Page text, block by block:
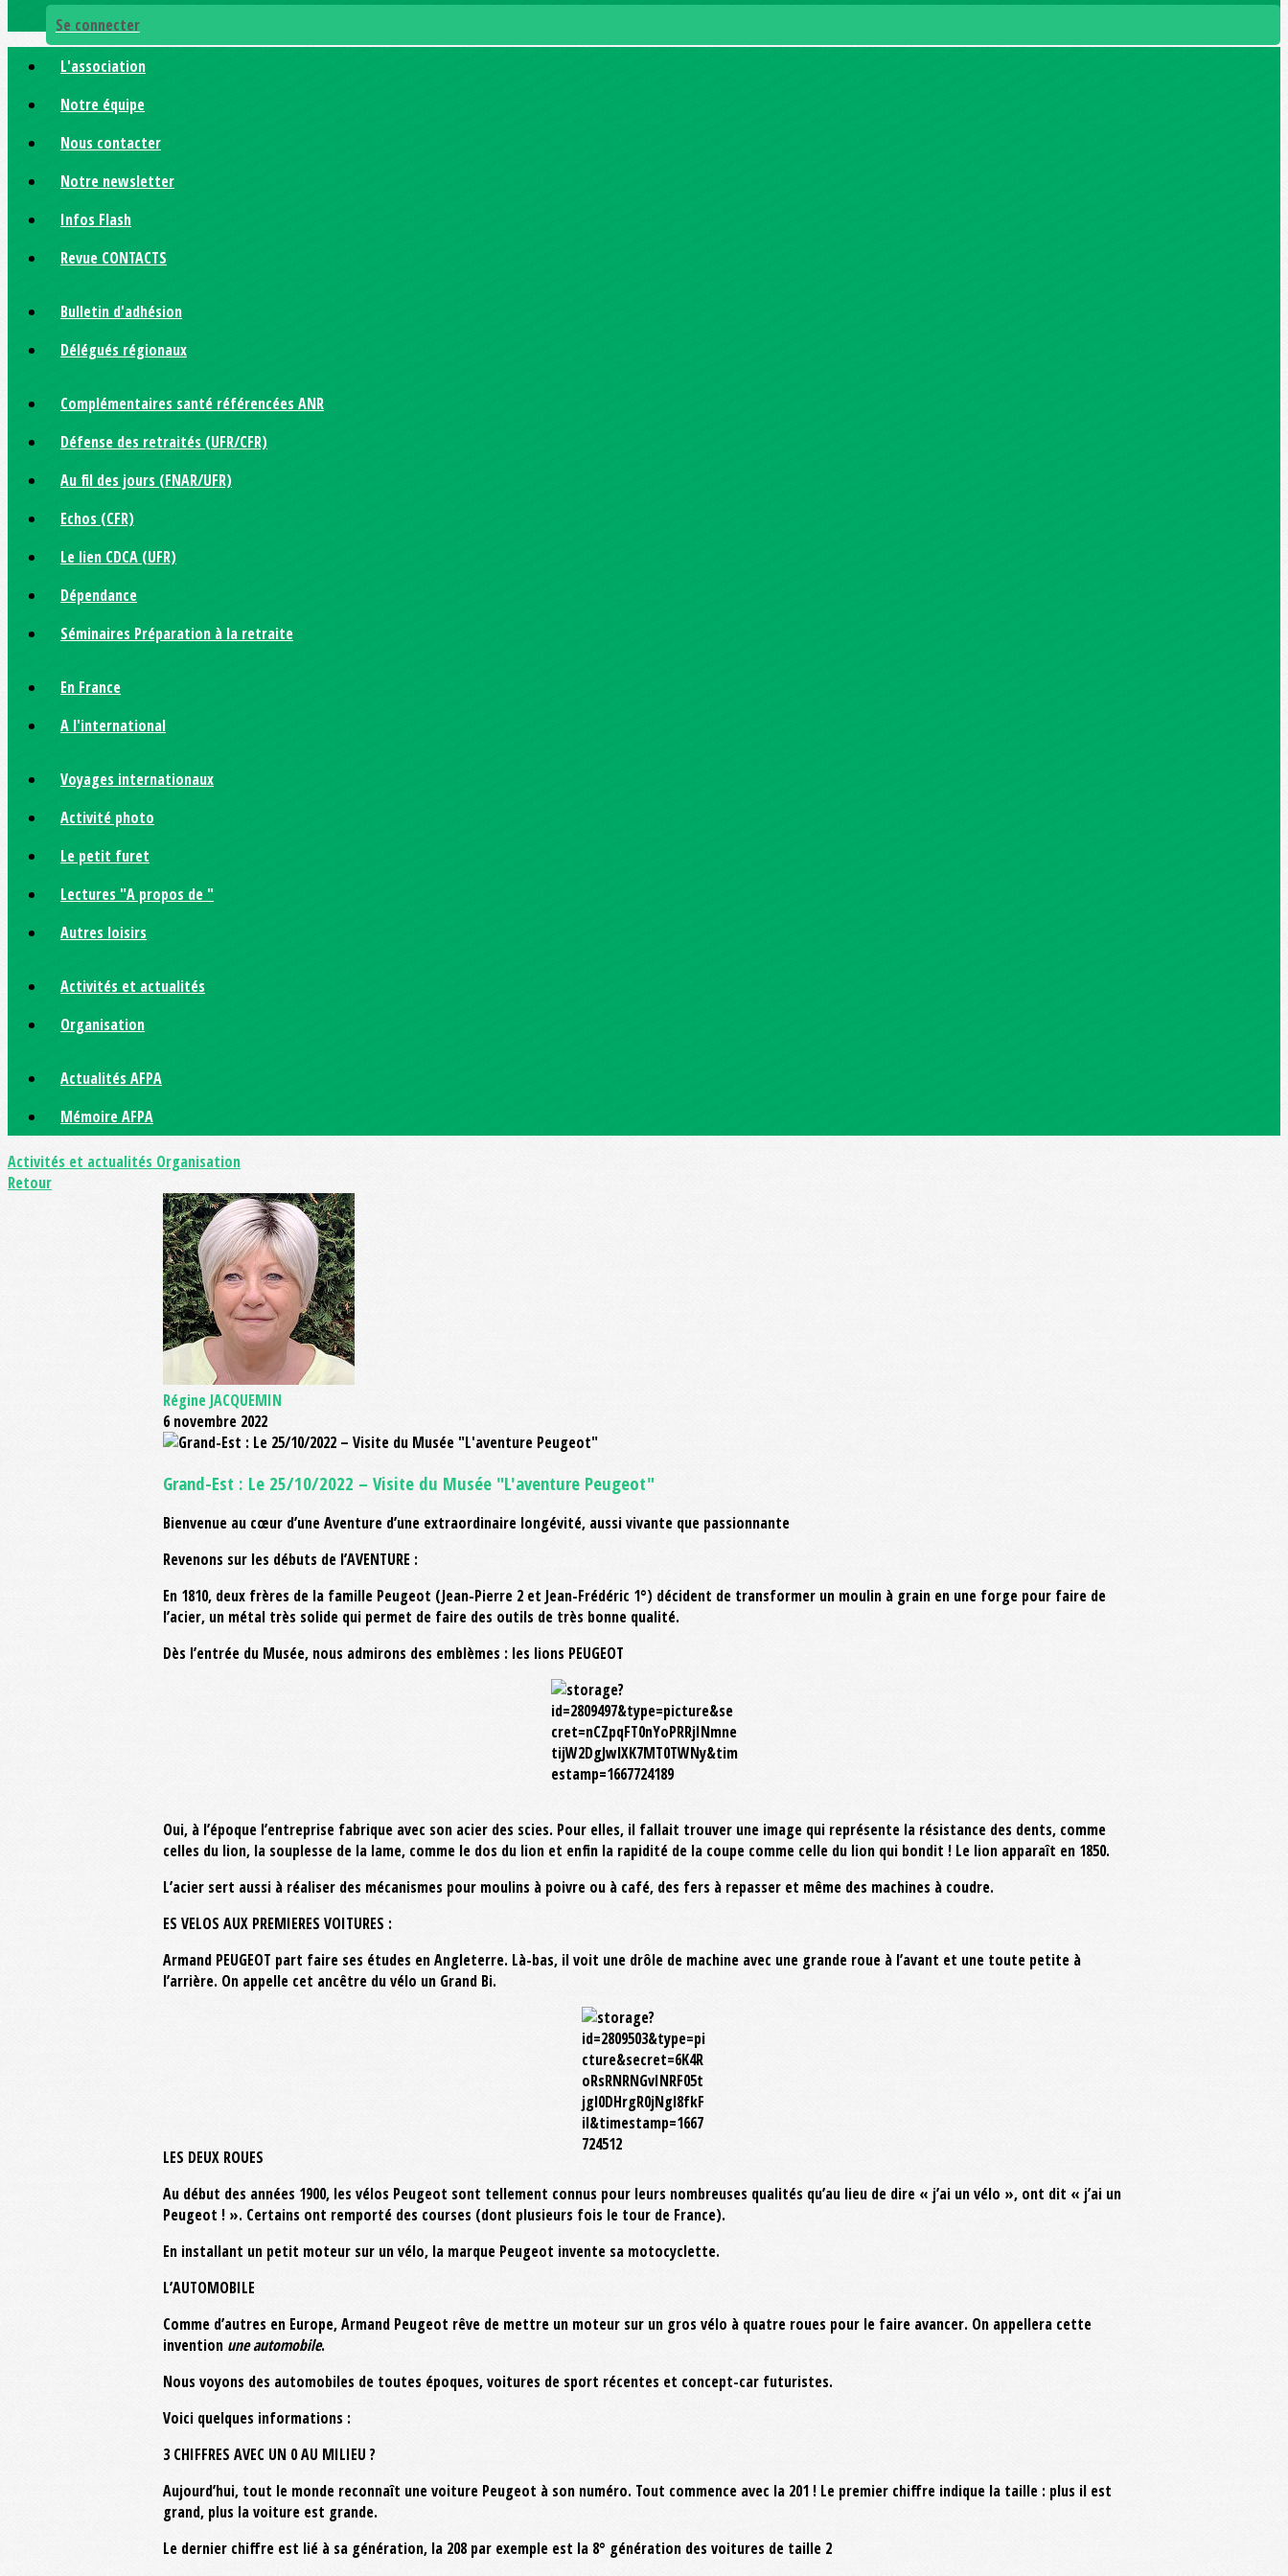
Se connecter
L'association
Notre équipe
Nous contacter
Notre newsletter
Infos Flash
Revue CONTACTS
Bulletin d'adhésion
Délégués régionaux
Complémentaires santé référencées ANR
Défense des retraités (UFR/CFR)
Au fil des jours (FNAR/UFR)
Echos (CFR)
Le lien CDCA (UFR)
Dépendance
Séminaires Préparation à la retraite
En France
A l'international
Voyages internationaux
Activité photo
Le petit furet
Lectures "A propos de "
Autres loisirs
Activités et actualités
Organisation
Actualités AFPA
Mémoire AFPA
Activités et actualités Organisation
Retour
Régine JACQUEMIN
6 novembre 2022
Grand-Est : Le 25/10/2022 – Visite du Musée "L'aventure Peugeot"
Bienvenue au cœur d’une Aventure d’une extraordinaire longévité, aussi vivante que passionnante
Revenons sur les débuts de l’AVENTURE :
En 1810, deux frères de la famille Peugeot (Jean-Pierre 2 et Jean-Frédéric 1°) décident de transformer un moulin à grain en une forge pour faire de
l’acier, un métal très solide qui permet de faire des outils de très bonne qualité.
Dès l’entrée du Musée, nous admirons des emblèmes : les lions PEUGEOT
Oui, à l’époque l’entreprise fabrique avec son acier des scies. Pour elles, il fallait trouver une image qui représente la résistance des dents, comme
celles du lion, la souplesse de la lame, comme le dos du lion et enfin la rapidité de la coupe comme celle du lion qui bondit ! Le lion apparaît en 1850.
L’acier sert aussi à réaliser des mécanismes pour moulins à poivre ou à café, des fers à repasser et même des machines à coudre.
ES VELOS AUX PREMIERES VOITURES :
Armand PEUGEOT part faire ses études en Angleterre. Là-bas, il voit une drôle de machine avec une grande roue à l’avant et une toute petite à
l’arrière. On appelle cet ancêtre du vélo un Grand Bi.
LES DEUX ROUES
Au début des années 1900, les vélos Peugeot sont tellement connus pour leurs nombreuses qualités qu’au lieu de dire « j’ai un vélo », ont dit « j’ai un
Peugeot ! ». Certains ont remporté des courses (dont plusieurs fois le tour de France).
En installant un petit moteur sur un vélo, la marque Peugeot invente sa motocyclette.
L’AUTOMOBILE
Comme d’autres en Europe, Armand Peugeot rêve de mettre un moteur sur un gros vélo à quatre roues pour le faire avancer. On appellera cette
invention une automobile.
Nous voyons des automobiles de toutes époques, voitures de sport récentes et concept-car futuristes.
Voici quelques informations :
3 CHIFFRES AVEC UN 0 AU MILIEU ?
Aujourd’hui, tout le monde reconnaît une voiture Peugeot à son numéro. Tout commence avec la 201 ! Le premier chiffre indique la taille : plus il est
grand, plus la voiture est grande.
Le dernier chiffre est lié à sa génération, la 208 par exemple est la 8° génération des voitures de taille 2